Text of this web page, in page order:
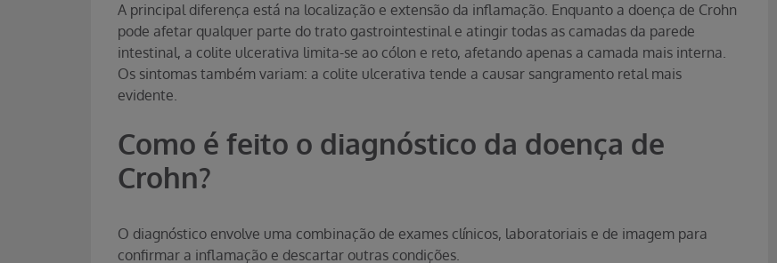
A principal diferença está na localização e extensão da inflamação. Enquanto a doença de Crohn
pode afetar qualquer parte do trato gastrointestinal e atingir todas as camadas da parede
intestinal, a colite ulcerativa limita-se ao cólon e reto, afetando apenas a camada mais interna.
Os sintomas também variam: a colite ulcerativa tende a causar sangramento retal mais
evidente.
Como é feito o diagnóstico da doença de
Crohn?
O diagnóstico envolve uma combinação de exames clínicos, laboratoriais e de imagem para
confirmar a inflamação e descartar outras condições.